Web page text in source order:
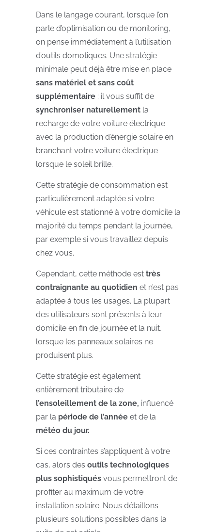
Dans le langage courant, lorsque l’on
parle d’optimisation ou de monitoring,
on pense immédiatement à l’utilisation
d’outils domotiques. Une stratégie
minimale peut déjà être mise en place
sans matériel et sans coût
supplémentaire : il vous suffit de
synchroniser naturellement la
recharge de votre voiture électrique
avec la production d’énergie solaire en
branchant votre voiture électrique
lorsque le soleil brille.
Cette stratégie de consommation est
particulièrement adaptée si votre
véhicule est stationné à votre domicile la
majorité du temps pendant la journée,
par exemple si vous travaillez depuis
chez vous.
Cependant, cette méthode est très
contraignante au quotidien et n’est pas
adaptée à tous les usages. La plupart
des utilisateurs sont présents à leur
domicile en fin de journée et la nuit,
lorsque les panneaux solaires ne
produisent plus.
Cette stratégie est également
entièrement tributaire de
l’ensoleillement de la zone, influencé
par la période de l’année et de la
météo du jour.
Si ces contraintes s’appliquent à votre
cas, alors des outils technologiques
plus sophistiqués vous permettront de
profiter au maximum de votre
installation solaire. Nous détaillons
plusieurs solutions possibles dans la